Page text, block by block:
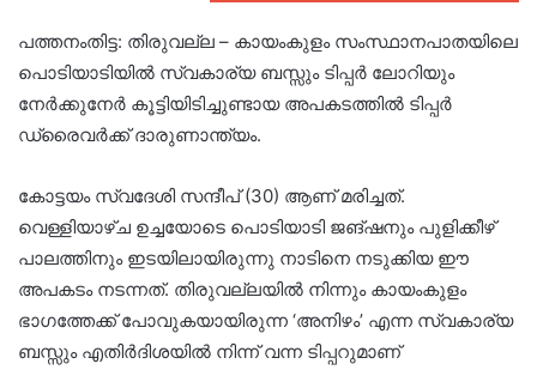
പത്തനംതിട്ട: തിരുവല്ല – കായംകുളം സംസ്ഥാനപാതയിലെ
പൊടിയാടിയിൽ സ്വകാര്യ ബസ്സും ടിപ്പർ ലോറിയും
നേർക്കുനേർ കൂട്ടിയിടിച്ചുണ്ടായ അപകടത്തിൽ ടിപ്പർ
ഡ്രൈവർക്ക് ദാരുണാന്ത്യം.
കോട്ടയം സ്വദേശി സന്ദീപ് (30) ആണ് മരിച്ചത്.
വെള്ളിയാഴ്ച ഉച്ചയോടെ പൊടിയാടി ജങ്ഷനും പുളിക്കീഴ്
പാലത്തിനും ഇടയിലായിരുന്നു നാടിനെ നടുക്കിയ ഈ
അപകടം നടന്നത്. തിരുവല്ലയിൽ നിന്നും കായംകുളം
ഭാഗത്തേക്ക് പോവുകയായിരുന്ന ‘അനിഴം’ എന്ന സ്വകാര്യ
ബസ്സും എതിർദിശയിൽ നിന്ന് വന്ന ടിപ്പറുമാണ്